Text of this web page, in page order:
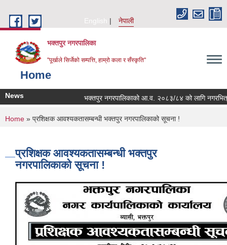
English
नेपाली
भक्तपुर नगरपालिका
"पूर्खाले सिर्जेको सम्पत्ति, हाम्रो कला र सँस्कृति"
Home
News भक्तपुर नगरपालिकाको आ.व. २०८३/८४ को लागि
You are here
Home » प्रशिक्षक आवश्यकतासम्बन्धी भक्तपुर नगरपालिकाको सूचना !
प्रशिक्षक आवश्यकतासम्बन्धी भक्तपुर
नगरपालिकाको सूचना !